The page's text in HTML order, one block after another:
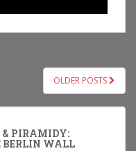
OLDER POSTS
PIRAMIDY:
BERLIN WALL